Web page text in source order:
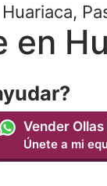
en
Vender Ollas
Únete a mi